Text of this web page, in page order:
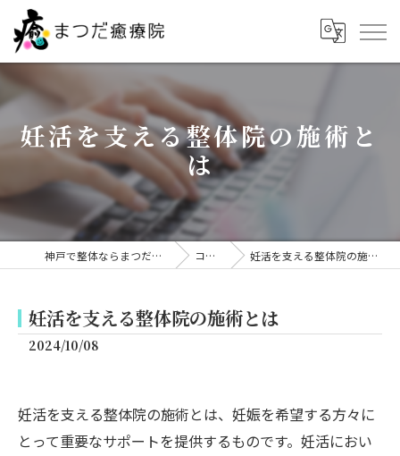
妊活を支える整体院の施術と
は
神戸で整体ならまつだ癒療院 コラム 妊活を支える整体院の施術とは
妊活を支える整体院の施術とは
2024/10/08
妊活を支える整体院の施術とは、妊娠を希望する方々に
とって重要なサポートを提供するものです。妊活におい